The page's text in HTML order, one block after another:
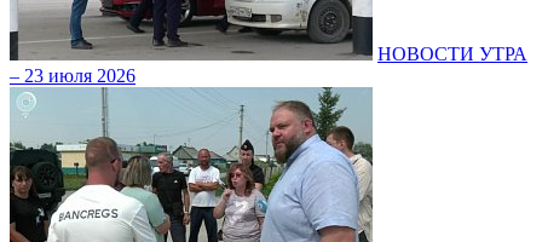
НОВОСТИ УТРА
– 23 июля 2026